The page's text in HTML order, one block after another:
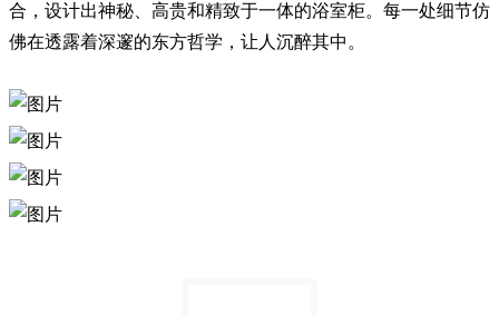
合，设计出神秘、高贵和精致于一体的浴室柜。每一处细节仿
佛在透露着深邃的东方哲学，让人沉醉其中。